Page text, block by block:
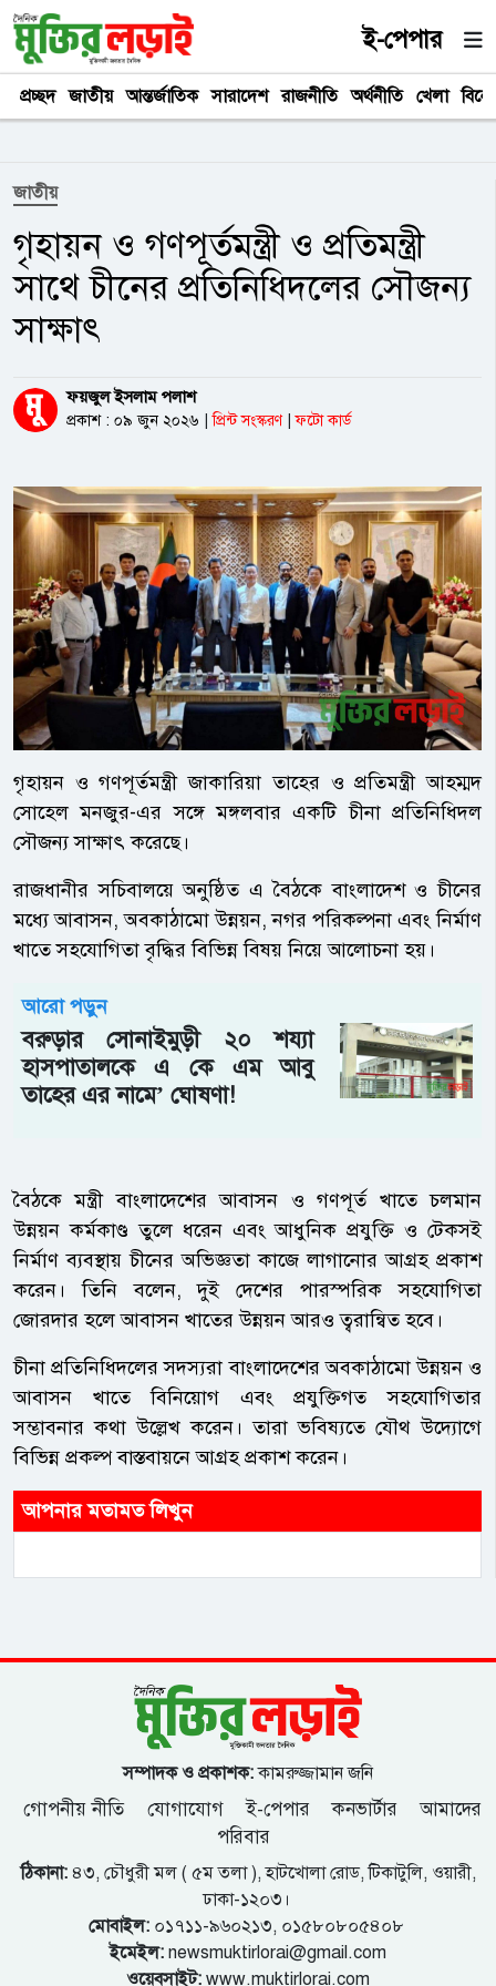
ই-পেপার
প্রচ্ছদ জাতীয় আন্তর্জাতিক সারাদেশ রাজনীতি অর্থনীতি খেলা
জাতীয়
গৃহায়ন ও গণপূর্তমন্ত্রী ও প্রতিমন্ত্রী
সাথে চীনের প্রতিনিধিদলের সৌজন্য
সাক্ষাৎ
ফয়জুল ইসলাম পলাশ
প্রকাশ : ০৯ জুন ২০২৬ প্রিন্ট সংস্করণ ফটো কার্ড
গৃহায়ন ও গণপূর্তমন্ত্রী জাকারিয়া তাহের ও প্রতিমন্ত্রী আহম্মদ
সোহেল মনজুর-এর সঙ্গে মঙ্গলবার একটি চীনা প্রতিনিধিদল
সৌজন্য সাক্ষাৎ করেছে।
রাজধানীর সচিবালয়ে অনুষ্ঠিত এ বৈঠকে বাংলাদেশ ও চীনের
মধ্যে আবাসন, অবকাঠামো উন্নয়ন, নগর পরিকল্পনা এবং নির্মাণ
খাতে সহযোগিতা বৃদ্ধির বিভিন্ন বিষয় নিয়ে আলোচনা হয়।
আরো পড়ুন
বরুড়ার সোনাইমুড়ী ২০ শয্যা
হাসপাতালকে এ কে এম আবু
তাহের এর নামে’ ঘোষণা!
বৈঠকে মন্ত্রী বাংলাদেশের আবাসন ও গণপূর্ত খাতে চলমান
উন্নয়ন কর্মকাণ্ড তুলে ধরেন এবং আধুনিক প্রযুক্তি ও টেকসই
নির্মাণ ব্যবস্থায় চীনের অভিজ্ঞতা কাজে লাগানোর আগ্রহ প্রকাশ
করেন। তিনি বলেন, দুই দেশের পারস্পরিক সহযোগিতা
জোরদার হলে আবাসন খাতের উন্নয়ন আরও ত্বরান্বিত হবে।
চীনা প্রতিনিধিদলের সদস্যরা বাংলাদেশের অবকাঠামো উন্নয়ন ও
আবাসন খাতে বিনিয়োগ এবং প্রযুক্তিগত সহযোগিতার
সম্ভাবনার কথা উল্লেখ করেন। তারা ভবিষ্যতে যৌথ উদ্যোগে
বিভিন্ন প্রকল্প বাস্তবায়নে আগ্রহ প্রকাশ করেন।
আপনার মতামত লিখুন
সম্পাদক ও প্রকাশক:কামরুজ্জামান জনি
গোপনীয় নীতি যোগাযোগ ই-পেপার কনভার্টার
আমাদের
পরিবার
ঠিকানা:৪৩, চৌধুরী মল ( ৫ম তলা ), হাটখোলা রোড, টিকাটুলি, ওয়ারী,
ঢাকা-১২০৩।
মোবাইল:০১৭১১-৯৬০২১৩, ০১৫৮০৮০৫৪০৮
ইমেইল: newsmuktirlorai@gmail.com
ওয়েবসাইট: www.muktirlorai.com